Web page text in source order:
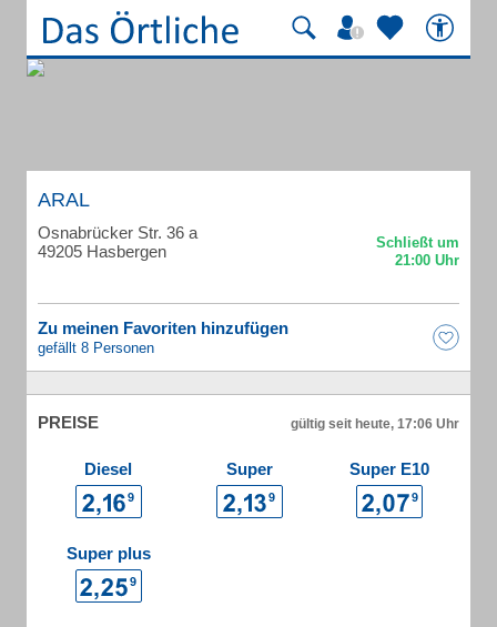
ARAL
Osnabrücker Str. 36 a
49205 Hasbergen
Zu meinen Favoriten hinzufügen
gefällt 8 Personen
PREISE gültig seit heute, 17:06 Uhr
Diesel Super Super E10
Super plus